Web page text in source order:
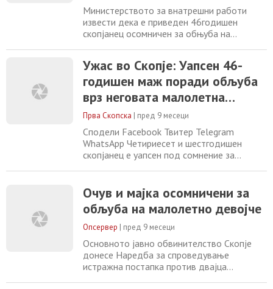
Министерството за внатрешни работи
извести дека е приведен 46годишен
скопјанец осомничен за обњуба на
СВР Скопје лишија од слобода 46-
годишник од Скопје, постапувајќи по
претходна пријава дека извршил обљуба
врз неговата малолетна поќерка. По
целосно документирање на случајот
Ужас во Скопје: Уапсен 46-
годишен маж поради обљуба
врз неговата малолетна
поќерка
Прва Скопска | пред 9 месеци
Сподели Facebook Твитер Telegram
WhatsApp Четириесет и шестгодишен
скопјанец е уапсен под сомнение за
22:10 часот, полициски службеници од
СВР Скопје лишија од слобода 46-
годишник од Скопје, постапувајќи по
претходна пријава дека извршил обљуба
Очув и мајка осомничени за
обљуба на малолетно девојче
Опсервер | пред 9 месеци
Основното јавно обвинителство Скопје
донесе Наредба за спроведување
истражна постапка против двајца